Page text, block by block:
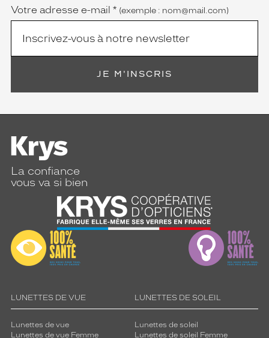
Votre adresse e-mail * (exemple : nom@mail.com)
JE M'INSCRIS
La confiance
vous va si bien
LUNETTES DE VUE
Lunettes de vue
Lunettes de vue Femme
LUNETTES DE SOLEIL
Lunettes de soleil
Lunettes de soleil Femme